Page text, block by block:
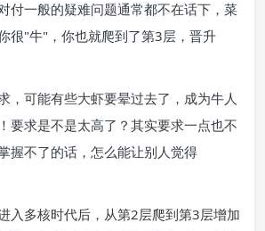
付一般的疑难问题通常都不在话下，菜
很"牛"，你也就爬到了第3层，晋升
，可能有些大虾要晕过去了，成为牛人
要求是不是太高了？其实要求一点也不
握不了的话，怎么能让别人觉得
入多核时代后，从第2层爬到第3层增加